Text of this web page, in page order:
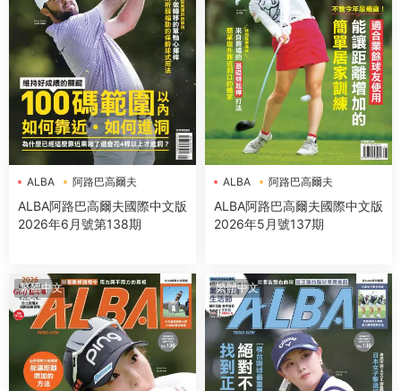
ALBA 阿路巴高爾夫
ALBA阿路巴高爾夫國際中文版
2026年6月號第138期
ALBA 阿路巴高爾夫
ALBA阿路巴高爾夫國際中文版
2026年5月號137期
繁體中文 繁體中文